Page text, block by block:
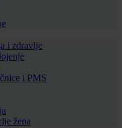
i zdravlje
i PMS
žena